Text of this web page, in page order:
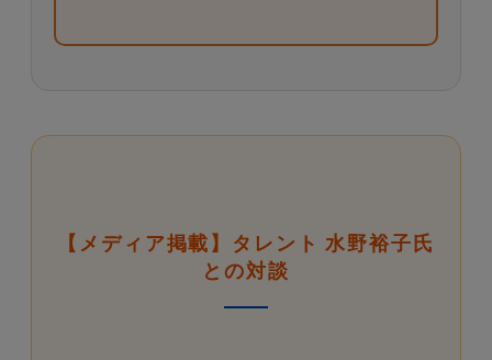
【メディア掲載】タレント 水野裕子氏
との対談